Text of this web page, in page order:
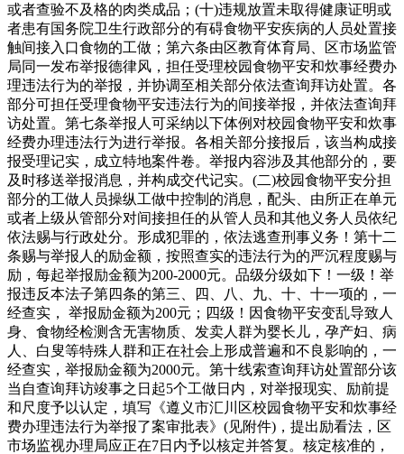
或者查验不及格的肉类成品；(十)违规放置未取得健康证明或
者患有国务院卫生行政部分的有碍食物平安疾病的人员处置接
触间接入口食物的工做；第六条由区教育体育局、区市场监管
局同一发布举报德律风，担任受理校园食物平安和炊事经费办
理违法行为的举报，并协调至相关部分依法查询拜访处置。各
部分可担任受理食物平安违法行为的间接举报，并依法查询拜
访处置。第七条举报人可采纳以下体例对校园食物平安和炊事
经费办理违法行为进行举报。各相关部分接报后，该当构成接
报受理记实，成立特地案件卷。举报内容涉及其他部分的，要
及时移送举报消息，并构成交代记实。(二)校园食物平安分担
部分的工做人员操纵工做中控制的消息，配头、由所正在单元
或者上级从管部分对间接担任的从管人员和其他义务人员依纪
依法赐与行政处分。形成犯罪的，依法逃查刑事义务！第十二
条赐与举报人的励金额，按照查实的违法行为的严沉程度赐与
励，每起举报励金额为200-2000元。品级分级如下！一级！举
报违反本法子第四条的第三、四、八、九、十、十一项的，一
经查实， 举报励金额为200元；四级！因食物平安变乱导致人
身、食物经检测含无害物质、发卖人群为婴长儿，孕产妇、病
人、白叟等特殊人群和正在社会上形成普遍和不良影响的，一
经查实，举报励金额为2000元。第十线索查询拜访处置部分该
当自查询拜访竣事之日起5个工做日内，对举报现实、励前提
和尺度予以认定，填写《遵义市汇川区校园食物平安和炊事经
费办理违法行为举报了案审批表》(见附件)，提出励看法，区
市场监视办理局应正在7日内予以核定并答复。核定核准的，